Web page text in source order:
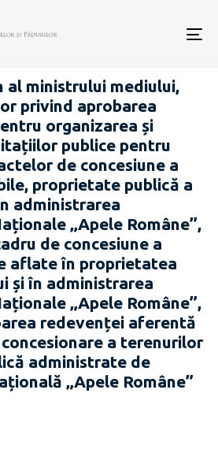
al ministrului mediului,
privind aprobarea
organizarea și
publice pentru
de concesiune a
proprietate publică a
administrarea
„Apele Române”,
de concesiune a
aflate în proprietatea
și în administrarea
„Apele Române”,
redevenței aferentă
a terenurilor
administrate de
„Apele Române”